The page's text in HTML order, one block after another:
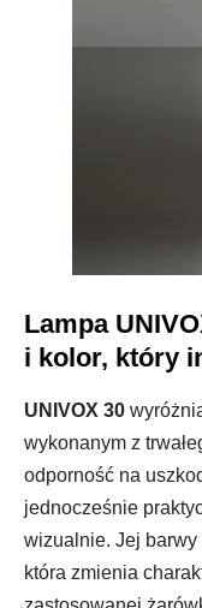
Lampa
i kolor, który
UNIVOX 30
wykonanym z
odporność na
jednocześnie
wizualnie. Jej barwy
która zmienia